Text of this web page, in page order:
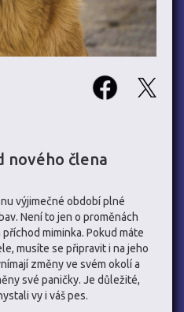
nového člena
výjimečné období plné
Není to jen o proměnách
miminka. Pokud máte
musíte se připravit i na jeho
změny ve svém okolí a
své paničky. Je důležité,
vy i váš pes.